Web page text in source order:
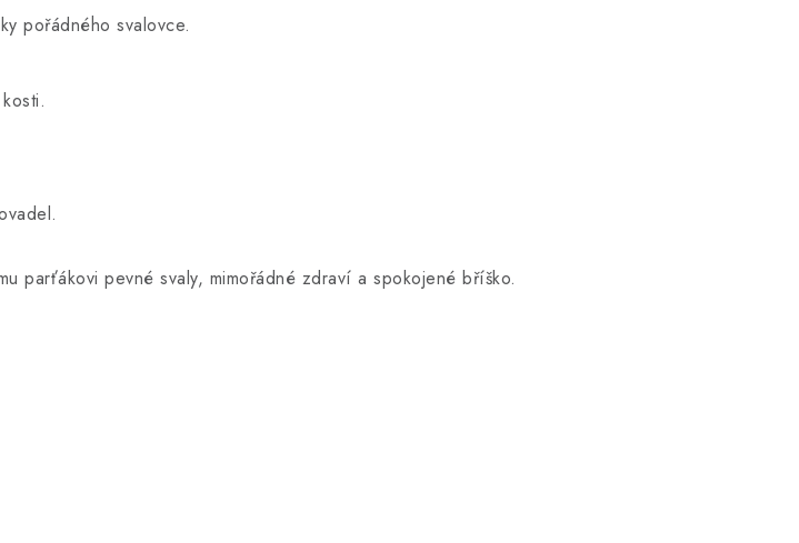
pořádného svalovce.
parťákovi pevné svaly, mimořádné zdraví a spokojené bříško.